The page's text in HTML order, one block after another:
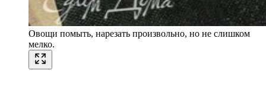
Овощи помыть, нарезать произвольно, но не слишком
мелко.